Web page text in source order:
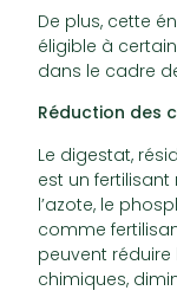
De plus, cette
éligible à
dans le cadre
Réduction des
Le digestat,
est un
l’azote, le
comme
peuvent
chimiques,